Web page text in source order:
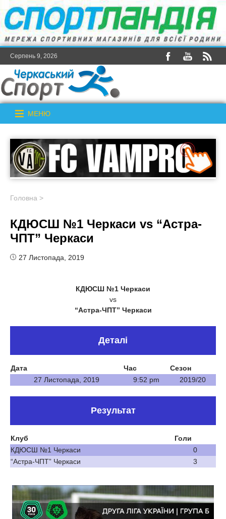
Серпень 9, 2026
МЕНЮ
Головна >
КДЮСШ №1 Черкаси vs “Астра-
ЧПТ” Черкаси
27 Листопада, 2019
КДЮСШ №1 Черкаси
vs
“Астра-ЧПТ” Черкаси
Деталі
Дата Час
Сезон
27 Листопада, 2019
9:52 pm 2019/20
Результат
Клуб
Голи
КДЮСШ №1 Черкаси
0
“Астра-ЧПТ” Черкаси
3